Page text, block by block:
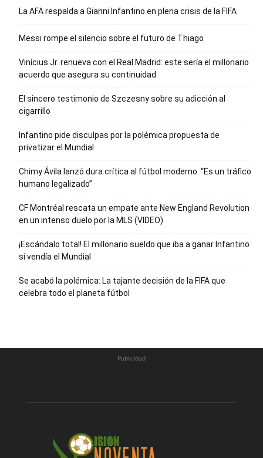
La AFA respalda a Gianni Infantino en plena crisis de la FIFA
Messi rompe el silencio sobre el futuro de Thiago
Vinícius Jr. renueva con el Real Madrid: este sería el millonario
acuerdo que asegura su continuidad
El sincero testimonio de Szczesny sobre su adicción al
cigarrillo
Infantino pide disculpas por la polémica propuesta de
privatizar el Mundial
Chimy Ávila lanzó dura crítica al fútbol moderno: “Es un tráfico
humano legalizado”
CF Montréal rescata un empate ante New England Revolution
en un intenso duelo por la MLS (VIDEO)
¡Escándalo total! El millonario sueldo que iba a ganar Infantino
si vendía el Mundial
Se acabó la polémica: La tajante decisión de la FIFA que
celebra todo el planeta fútbol
Publicidad